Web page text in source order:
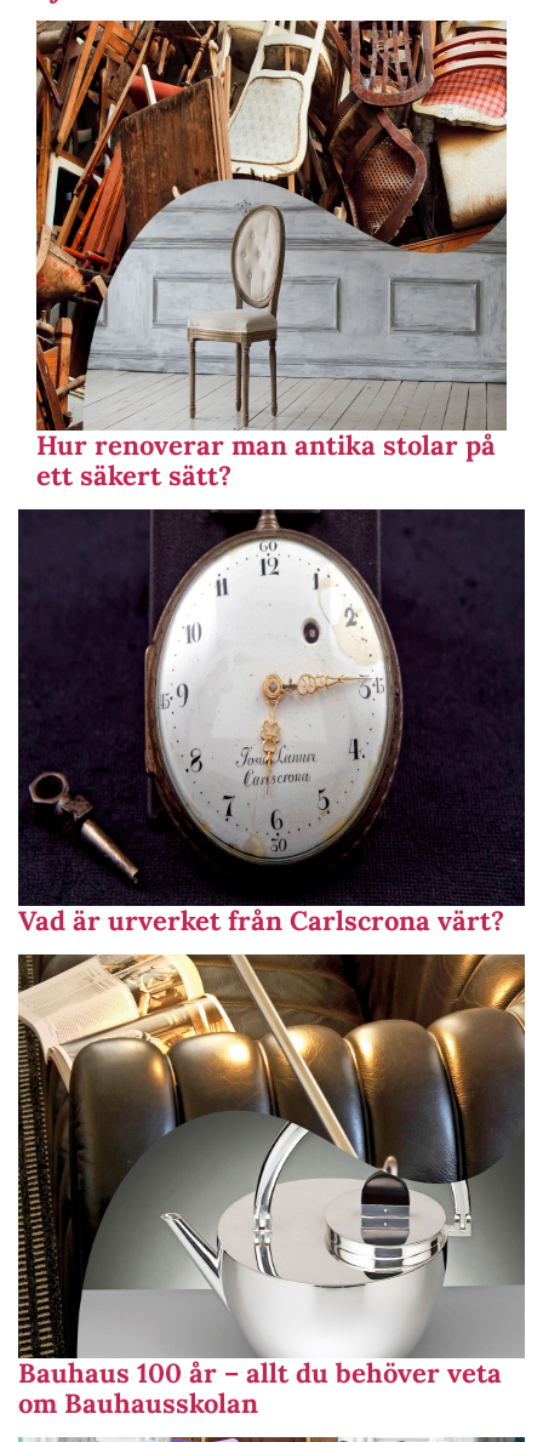
Hur renoverar man antika stolar på
ett säkert sätt?
Vad är urverket från Carlscrona värt?
Bauhaus 100 år – allt du behöver veta
om Bauhausskolan